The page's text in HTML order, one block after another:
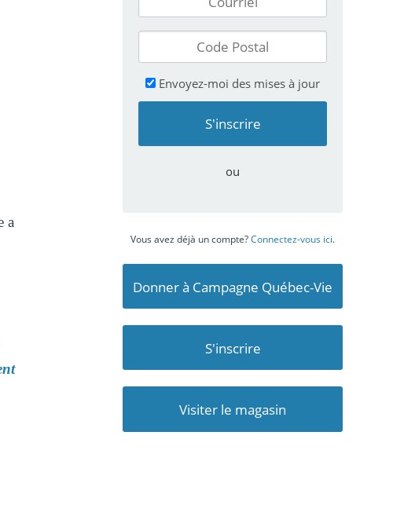
a
Envoyez-moi des mises à jour
ou
Vous avez déjà un compte?Connectez-vous ici.
Donner à Campagne Québec-Vie
S'inscrire
Visiter le magasin